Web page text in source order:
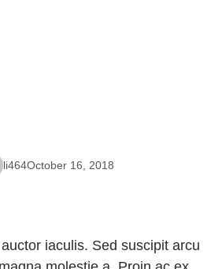
li464October 16, 2018
iaculis. Sed suscipit arcu